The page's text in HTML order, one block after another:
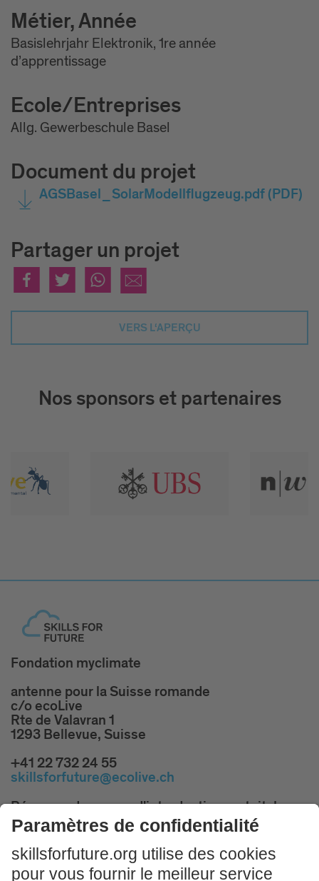
Métier, Année
Basislehrjahr Elektronik, 1re année
d’apprentissage
Ecole/Entreprises
Allg. Gewerbeschule Basel
Document du projet
AGSBasel_SolarModellflugzeug.pdf(PDF)
Partager un projet
VERS L‘APERÇU
Nos sponsors et partenaires
Fondation myclimate
antenne pour la Suisse romande
c/o ecoLive
Rte de Valavran 1
1293 Bellevue, Suisse
+41 22 732 24 55
skillsforfuture@ecolive.ch
Réservez des cours d'introduction gratuits!
PARTICIPER MAINTENANT